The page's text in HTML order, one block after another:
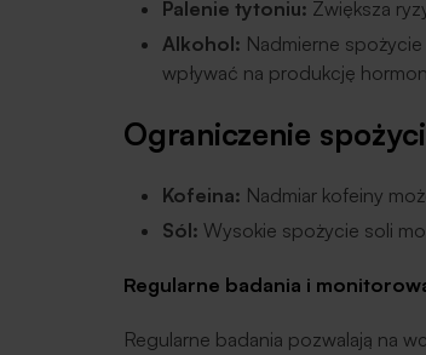
Palenie tytoniu: Zwiększa
Alkohol: Nadmierne
wpływać na produkcję
Ograniczenie
Kofeina: Nadmiar kofeiny
Sól: Wysokie spożycie soli
Regularne badania i
Regularne badania pozwalają na